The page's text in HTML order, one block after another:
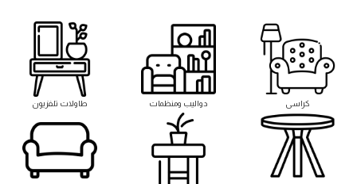
كراسى دواليب ومنظمات طاولات تلفزيون